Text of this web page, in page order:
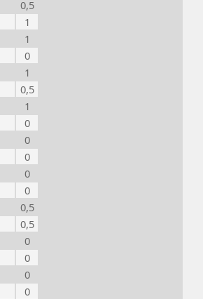
0,5
1
1
0
1
0,5
1
0
0
0
0
0
0,5
0,5
0
0
0
0